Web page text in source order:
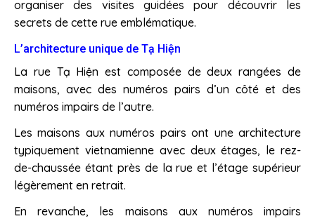
organiser des visites guidées pour découvrir les
secrets de cette rue emblématique.
L’architecture unique de Tạ Hiện
La rue Tạ Hiện est composée de deux rangées de
maisons, avec des numéros pairs d’un côté et des
numéros impairs de l’autre.
Les maisons aux numéros pairs ont une architecture
typiquement vietnamienne avec deux étages, le rez-
de-chaussée étant près de la rue et l’étage supérieur
légèrement en retrait.
En revanche, les maisons aux numéros impairs